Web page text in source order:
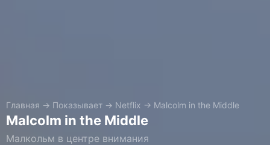
Главная → Показывает → Netflix → Malcolm in the Middle
Malcolm in the Middle
Малкольм в центре внимания